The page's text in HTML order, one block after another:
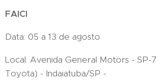
FAICI
Data: 05 a 13 de agosto
Local: Avenida General Motors - SP-
Toyota) - Indaiatuba/SP -